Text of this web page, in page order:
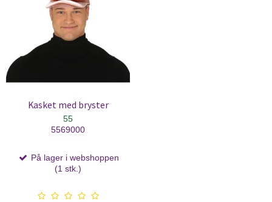
Kasket med bryster
55
5569000
På lager i webshoppen
(1 stk.)